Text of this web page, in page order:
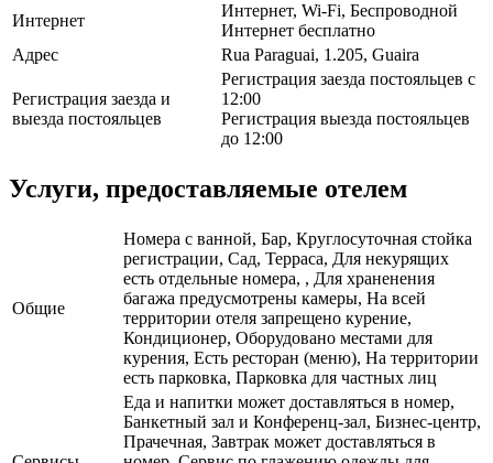
Интернет
Интернет, Wi-Fi, Беспроводной
Интернет бесплатно
Адрес
Rua Paraguai, 1.205, Guaira
Регистрация заезда и
выезда постояльцев
Регистрация заезда постояльцев с
12:00
Регистрация выезда постояльцев
до 12:00
Услуги, предоставляемые отелем
Общие
Номера с ванной, Бар, Круглосуточная стойка
регистрации, Сад, Терраса, Для некурящих
есть отдельные номера, , Для храненения
багажа предусмотрены камеры, На всей
территории отеля запрещено курение,
Кондиционер, Оборудовано местами для
курения, Есть ресторан (меню), На территории
есть парковка, Парковка для частных лиц
Еда и напитки может доставляться в номер,
Банкетный зал и Конференц-зал, Бизнес-центр,
Прачечная, Завтрак может доставляться в